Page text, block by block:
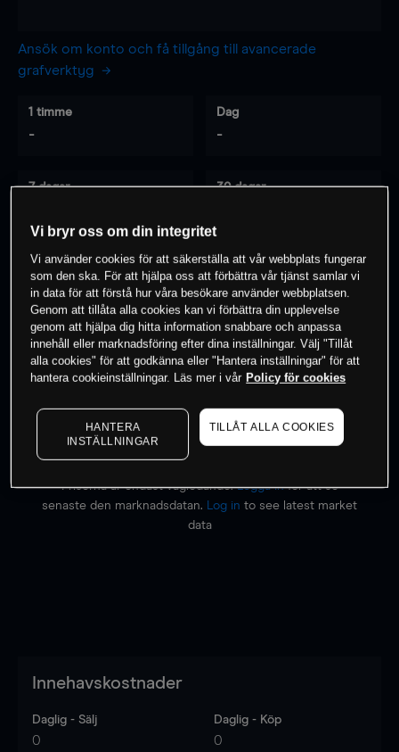
Ansök om konto och få tillgång till avancerade
grafverktyg
1 timme
-
Dag
-
7 dagar 30 dagar
0% av kunderna har en position i detta
instrument
Börja handla
Priserna är endast vägledande.Logga inför att se
senaste den marknadsdatan.
Log in to see latest market
data
Innehavskostnader
Daglig - Sälj
0
Daglig - Köp
0
Vi bryr oss om din integritet
Vi använder cookies för att säkerställa att vår webbplats fungerar
som den ska. För att hjälpa oss att förbättra vår tjänst samlar vi
in data för att förstå hur våra besökare använder webbplatsen.
Genom att tillåta alla cookies kan vi förbättra din upplevelse
genom att hjälpa dig hitta information snabbare och anpassa
innehåll eller marknadsföring efter dina inställningar. Välj "Tillåt
alla cookies" för att godkänna eller "Hantera inställningar" för att
hantera cookieinställningar. Läs mer i vår Policy för cookies
HANTERA
INSTÄLLNINGAR
TILLÅT ALLA COOKIES